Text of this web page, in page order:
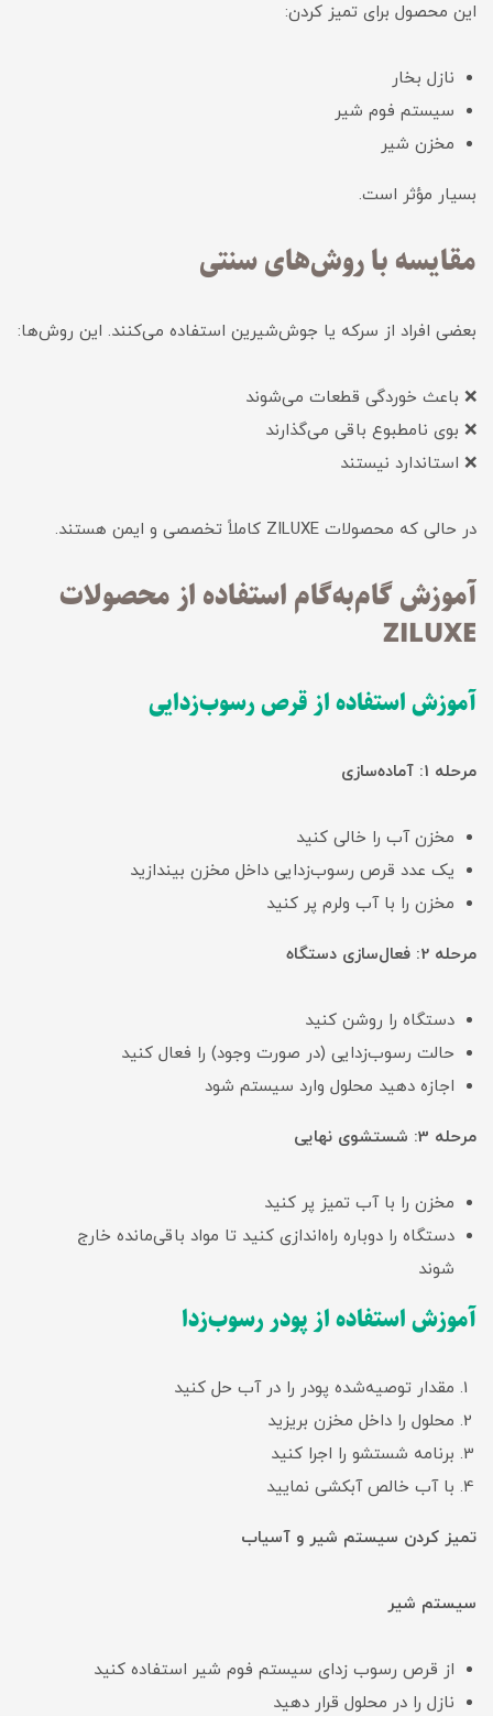
این محصول برای تمیز کردن:
نازل بخار
سیستم فوم شیر
مخزن شیر
بسیار مؤثر است.
مقایسه با روش‌های سنتی
بعضی افراد از سرکه یا جوش‌شیرین استفاده می‌کنند. این روش‌ها:
❌ باعث خوردگی قطعات می‌شوند
❌ بوی نامطبوع باقی می‌گذارند
❌ استاندارد نیستند
در حالی که محصولات ZILUXE کاملاً تخصصی و ایمن هستند.
آموزش گام‌به‌گام استفاده از محصولات
ZILUXE
آموزش استفاده از قرص رسوب‌زدایی
مرحله 1: آماده‌سازی
مخزن آب را خالی کنید
یک عدد قرص رسوب‌زدایی داخل مخزن بیندازید
مخزن را با آب ولرم پر کنید
مرحله 2: فعال‌سازی دستگاه
دستگاه را روشن کنید
حالت رسوب‌زدایی (در صورت وجود) را فعال کنید
اجازه دهید محلول وارد سیستم شود
مرحله 3: شستشوی نهایی
مخزن را با آب تمیز پر کنید
دستگاه را دوباره راه‌اندازی کنید تا مواد باقی‌مانده خارج
شوند
آموزش استفاده از پودر رسوب‌زدا
مقدار توصیه‌شده پودر را در آب حل کنید
محلول را داخل مخزن بریزید
برنامه شستشو را اجرا کنید
با آب خالص آبکشی نمایید
تمیز کردن سیستم شیر و آسیاب
سیستم شیر
از قرص رسوب زدای سیستم فوم‌ شیر استفاده کنید
نازل را در محلول قرار دهید